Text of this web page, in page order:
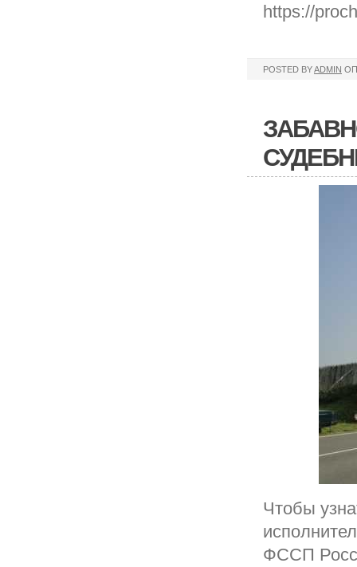
https://
POSTED BYADMIN
Чтобы
ФССП